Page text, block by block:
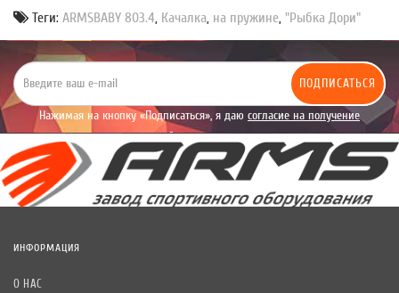
Теги: ARMSBABY 803.4, Качалка, на пружине, "Рыбка Дори"
ПОДПИСАТЬСЯ
Нажимая на кнопку «Подписаться», я даю согласие на получение
уведомлений рекламного характера.
ИНФОРМАЦИЯ
О НАС